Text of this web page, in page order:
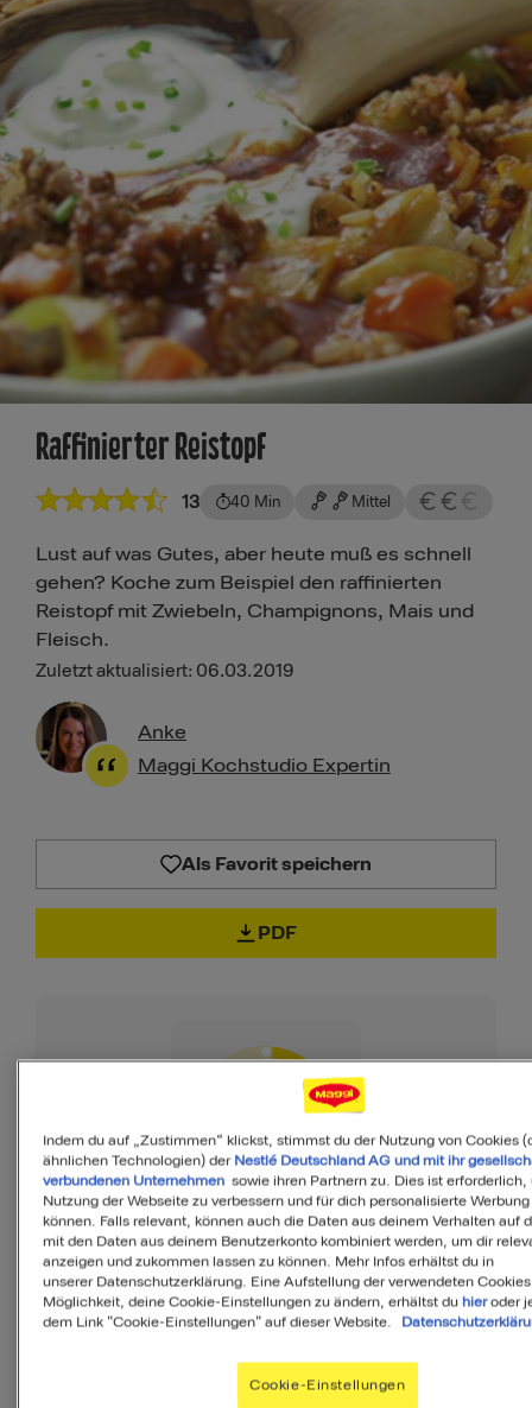
Raffinierter Reistopf
13 40 Min Mittel
Lust auf was Gutes, aber heute muß es schnell
gehen? Koche zum Beispiel den raffinierten
Reistopf mit Zwiebeln, Champignons, Mais und
Fleisch.
Zuletzt aktualisiert: 06.03.2019
Anke
Maggi Kochstudio Expertin
Als Favorit speichern
PDF
von 100
MyMenu IQ™
Ist diese Mahlzeit
ausgewogen?
MyMenuIQ hilft Dir, deinen Körper mit
Indem du auf „Zustimmen“ klickst, stimmst du der Nutzung von Cookies
ähnlichen Technologien) der Nestlé Deutschland AG und mit ihr
verbundenen Unternehmen sowie ihren Partnern zu. Dies ist erforderlich,
Nutzung der Webseite zu verbessern und für dich personalisierte
können. Falls relevant, können auch die Daten aus deinem Verhalten auf
mit den Daten aus deinem Benutzerkonto kombiniert werden, um dir
anzeigen und zukommen lassen zu können. Mehr Infos erhältst du in
unserer Datenschutzerklärung. Eine Aufstellung der verwendeten
Möglichkeit, deine Cookie-Einstellungen zu ändern, erhältst du hieroder
dem Link "Cookie-Einstellungen" auf dieser Website.
Cookie-Einstellungen